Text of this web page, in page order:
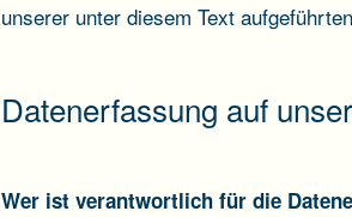
unserer unter diesem Text
Datenerfassung auf
Wer ist verantwortlich für die